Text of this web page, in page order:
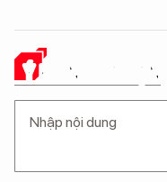
Ý KIẾN CỦA BẠN